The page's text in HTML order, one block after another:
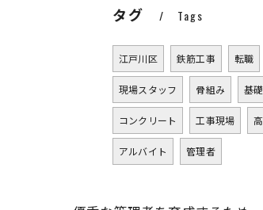
タグ Tags
江戸川区 鉄筋工事 転職
現場スタッフ 骨組み 基
コンクリート 工事現場
アルバイト 管理者